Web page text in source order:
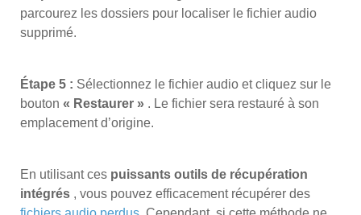
parcourez les dossiers pour localiser le fichier audio
supprimé.
Étape 5 : Sélectionnez le fichier audio et cliquez sur le
bouton « Restaurer » . Le fichier sera restauré à son
emplacement d’origine.
En utilisant ces puissants outils de récupération
intégrés , vous pouvez efficacement récupérer des